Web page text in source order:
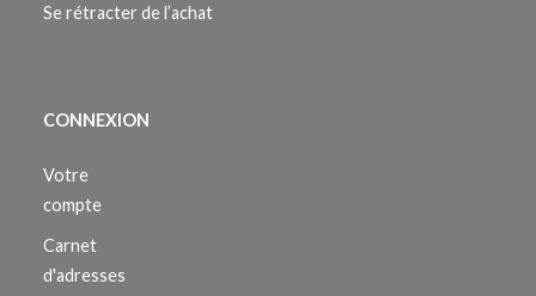
Se rétracter de l’achat
CONNEXION
Votre
compte
Carnet
d'adresses